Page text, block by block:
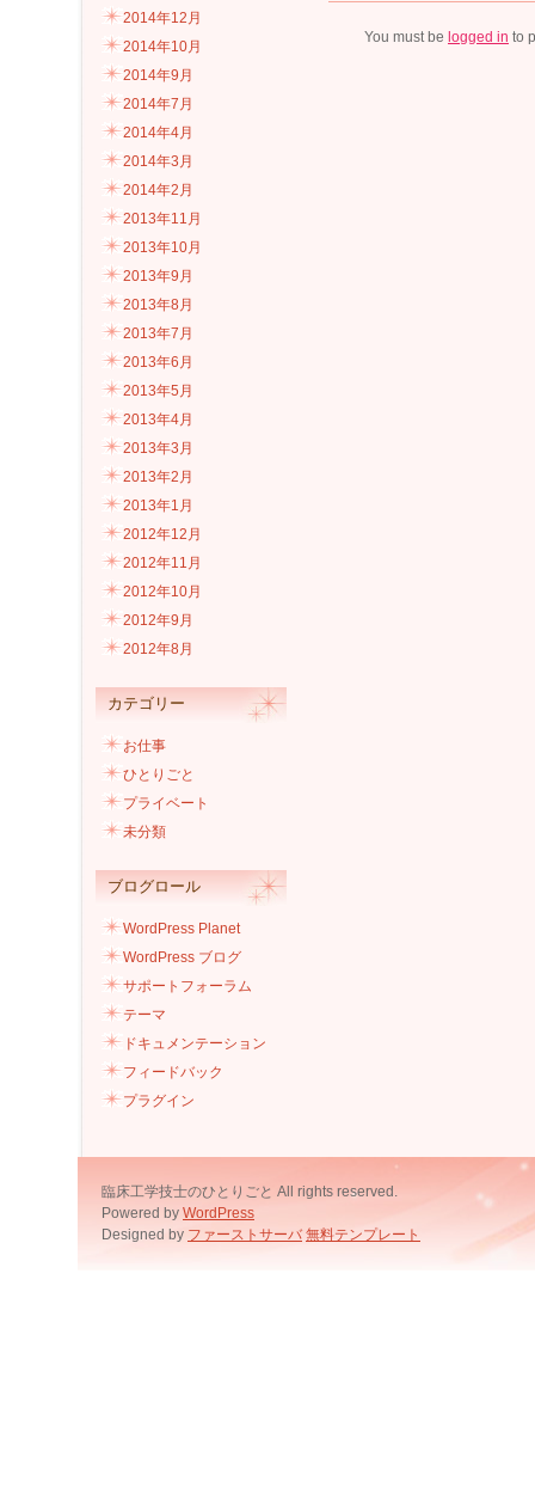
You must be logged in to
2014年12月
2014年10月
2014年9月
2014年7月
2014年4月
2014年3月
2014年2月
2013年11月
2013年10月
2013年9月
2013年8月
2013年7月
2013年6月
2013年5月
2013年4月
2013年3月
2013年2月
2013年1月
2012年12月
2012年11月
2012年10月
2012年9月
2012年8月
カテゴリー
お仕事
ひとりごと
プライベート
未分類
ブログロール
WordPress Planet
WordPress ブログ
サポートフォーラム
テーマ
ドキュメンテーション
フィードバック
プラグイン
臨床工学技士のひとりごと All rights reserved.
Powered by WordPress
Designed by ファーストサーバ 無料テンプレート